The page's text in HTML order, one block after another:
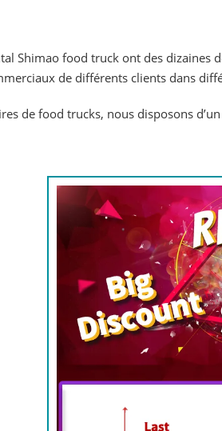
Shimao food truck ont ​​des
de différents clients dans
de food trucks, nous disposons